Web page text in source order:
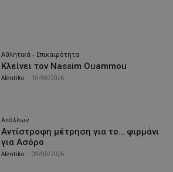
Αθλητικά - Επικαιρότητα
Κλείνει τον Nassim Ouammou
Afentiko 10/08/2026
Απόλλων
Αντίστροφη μέτρηση για το… φιρμάνι
για Ασόρο
Afentiko 09/08/2026